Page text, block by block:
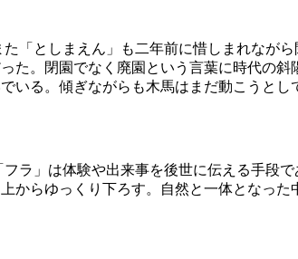
「としまえん」も二年前に惜しまれなが
た。閉園でなく廃園という言葉に時代の
いる。傾ぎながらも木馬はまだ動こうとし
ラ」は体験や出来事を後世に伝える手段
からゆっくり下ろす。自然と一体となった